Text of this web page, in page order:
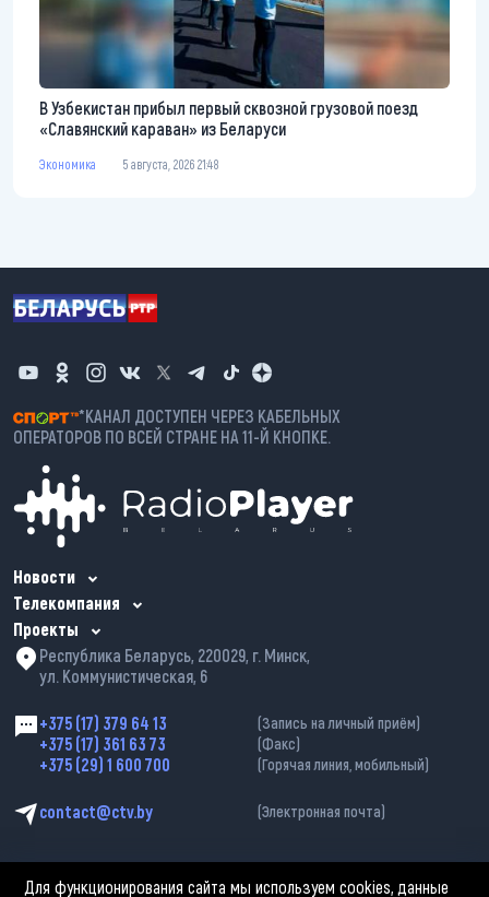
В Узбекистан прибыл первый сквозной грузовой поезд
«Славянский караван» из Беларуси
Экономика 5 августа, 2026 21:48
*КАНАЛ ДОСТУПЕН ЧЕРЕЗ КАБЕЛЬНЫХ
ОПЕРАТОРОВ ПО ВСЕЙ СТРАНЕ НА 11-Й КНОПКЕ.
Новости
Телекомпания
Проекты
Республика Беларусь, 220029, г. Минск,
ул. Коммунистическая, 6
+375 (17) 379 64 13 (Запись на личный приём)
+375 (17) 361 63 73 (Факс)
+375 (29) 1 600 700 (Горячая линия, мобильный)
contact@ctv.by (Электронная почта)
Для функционирования сайта мы используем cookies, данные